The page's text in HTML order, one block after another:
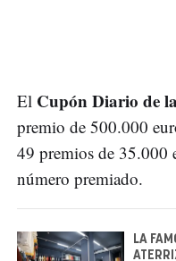
El Cupón Diario de
premio de 500.000
49 premios de 35.000
número premiado.
LA